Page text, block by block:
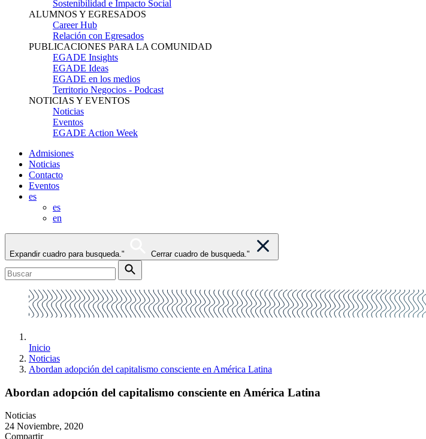
Sostenibilidad e Impacto Social
ALUMNOS Y EGRESADOS
Career Hub
Relación con Egresados
PUBLICACIONES PARA LA COMUNIDAD
EGADE Insights
EGADE Ideas
EGADE en los medios
Territorio Negocios - Podcast
NOTICIAS Y EVENTOS
Noticias
Eventos
EGADE Action Week
Admisiones
Noticias
Contacto
Eventos
es
es
en
Expandir cuadro para busqueda." Cerrar cuadro de busqueda."
Inicio
Noticias
Abordan adopción del capitalismo consciente en América Latina
Abordan adopción del capitalismo consciente en América Latina
Noticias
24 Noviembre, 2020
Compartir